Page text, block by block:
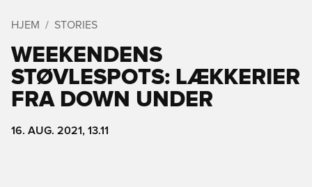
HJEM STORIES
WEEKENDENS
STØVLESPOTS: LÆKKERIER
FRA DOWN UNDER
16. AUG. 2021, 13.11